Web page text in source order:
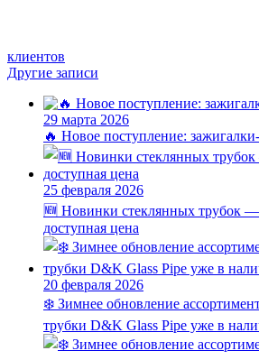
клиентов
Другие записи
29 марта 2026
🔥 Новое поступление:
25 февраля 2026
🆕 Новинки стеклянных трубок —
доступная цена
20 февраля 2026
❄️ Зимнее обновление
трубки D&K Glass Pipe уже в